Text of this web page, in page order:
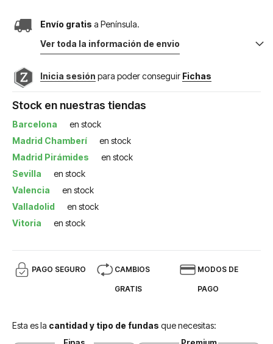
Envío gratis a Península.
Ver toda la información de envio
Inicia sesión para poder conseguir Fichas
Stock en nuestras tiendas
Barcelona
en stock
Madrid Chamberí
en stock
Madrid Pirámides
en stock
Sevilla
en stock
Valencia
en stock
Valladolid
en stock
Vitoria
en stock
PAGO SEGURO CAMBIOS
GRATIS
MODOS DE
PAGO
Esta es la cantidad y tipo de fundas que necesitas: